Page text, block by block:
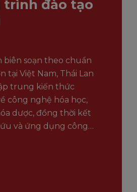
trình đào tạo
soạn theo chuẩn
tại Việt Nam, Thái Lan
trung kiến thức
công nghệ hóa học,
dược, đồng thời kết
và ứng dụng công